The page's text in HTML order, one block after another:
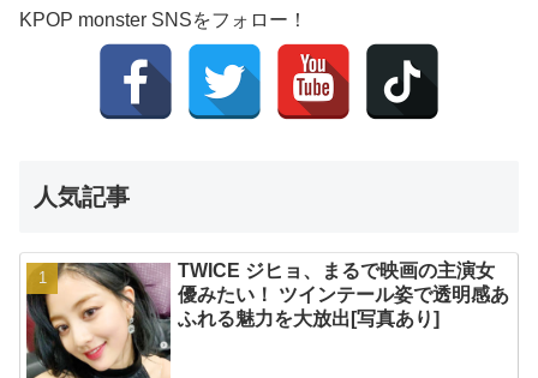
KPOP monster SNSをフォロー！
人気記事
TWICE ジヒョ、まるで映画の主演女
優みたい！ ツインテール姿で透明感あ
ふれる魅力を大放出[写真あり]